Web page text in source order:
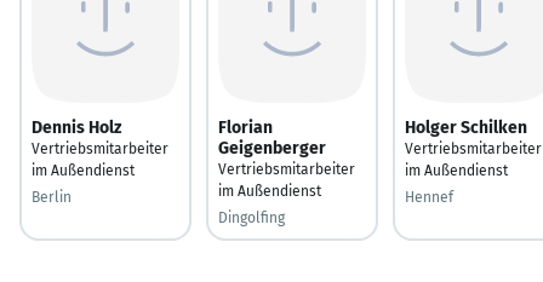
Dennis Holz
Vertriebsmitarbeiter
im Außendienst
Berlin
Florian
Geigenberger
Vertriebsmitarbeiter
im Außendienst
Dingolfing
Holger Schilken
Vertriebsmitarbeiter
im Außendienst
Hennef